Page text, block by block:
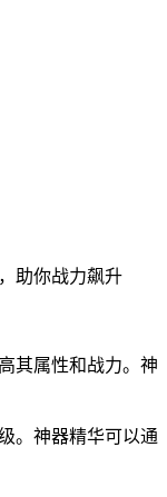
其属性和战力。神
。神器精华可以通